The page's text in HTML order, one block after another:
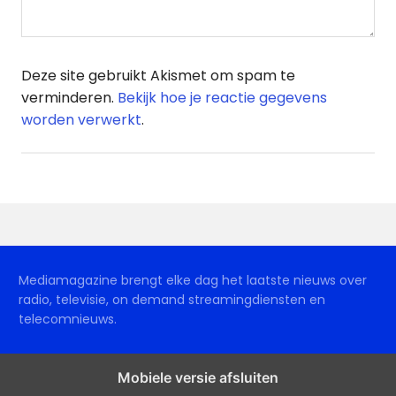
Deze site gebruikt Akismet om spam te
verminderen. Bekijk hoe je reactie gegevens
worden verwerkt.
Mediamagazine brengt elke dag het laatste nieuws over
radio, televisie, on demand streamingdiensten en
telecomnieuws.
Mobiele versie afsluiten